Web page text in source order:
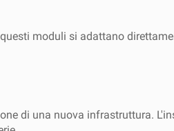
moduli si adattano
di una nuova infrastruttura.